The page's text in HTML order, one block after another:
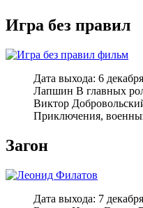
Игра без правил
Дата выхода: 6
Лапшин В главных
Виктор
Приключения,
Загон
Дата выхода: 7